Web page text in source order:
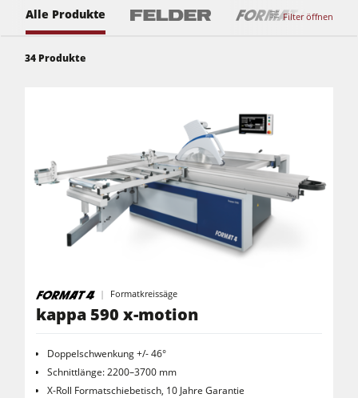
Kreissägen und Formatkreissägen
Fräsmaschinen
Kreissäge-Fräsmaschinen
Kombimaschinen
Kantenanleimmaschinen
CNC Fenster- und Türenbearbeitung
Breitbandschleifmaschinen
Langband- & Kantenschleifmaschinen
Filter öffnen
Alle Produkte
34 Produkte
Formatkreissäge
kappa 590 x-motion
Doppelschwenkung +/- 46°
Schnittlänge: 2200–3700 mm
X-Roll Formatschiebetisch, 10 Jahre Garantie